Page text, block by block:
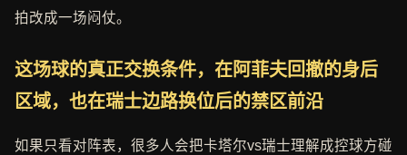
拍改成一场闷仗。
这场球的真正交换条件，在阿菲夫回撤的身后
区域，也在瑞士边路换位后的禁区前沿
如果只看对阵表，很多人会把卡塔尔vs瑞士理解成控球方碰